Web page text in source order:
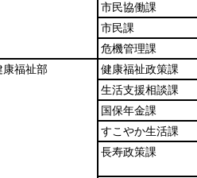
市民協働課
市民課
危機管理課
康福祉部
健康福祉政策課
生活支援相談課
国保年金課
すこやか生活課
長寿政策課